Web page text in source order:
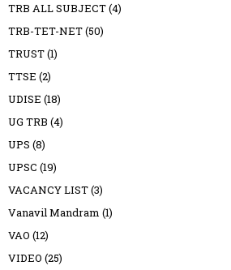
TRB ALL SUBJECT(4)
TRB-TET-NET(50)
TRUST(1)
TTSE (2)
UDISE (18)
UG TRB (4)
UPS (8)
UPSC (19)
VACANCY LIST(3)
Vanavil Mandram (1)
VAO (12)
VIDEO (25)